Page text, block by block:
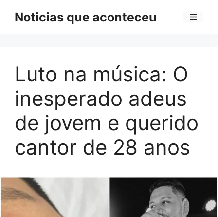
Noticias que aconteceu Menu
Luto na música: O
inesperado adeus
de jovem e querido
cantor de 28 anos